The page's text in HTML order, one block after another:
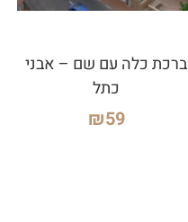
ברכת כלה עם שם – אבני
כתל
₪59